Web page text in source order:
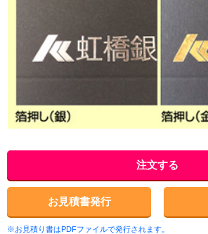
注文する
お見積書発行
※お見積り書はPDFファイルで発行されます。